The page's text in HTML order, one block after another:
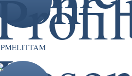
PMELITTAM